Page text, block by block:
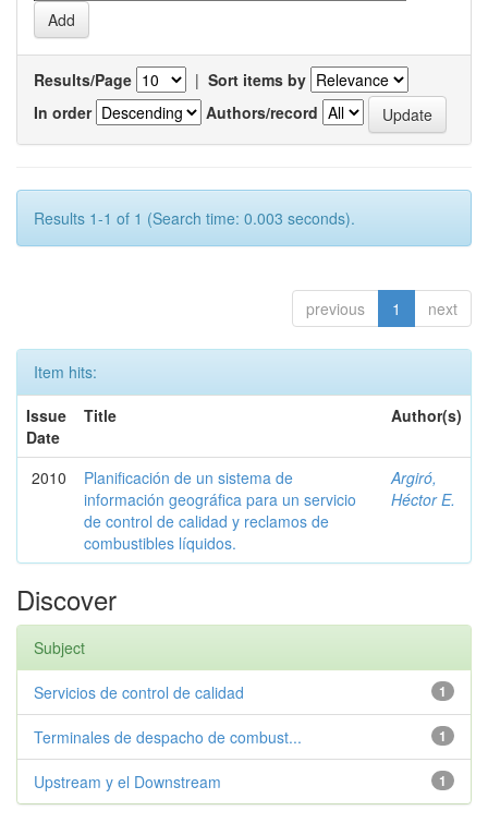
Results/Page | Sort items by
In order
Authors/record
Results 1-1 of 1 (Search time: 0.003 seconds).
previous 1 next
Item hits:
Issue
Date
Title Author(s)
2010
Planificación de un sistema de
información geográfica para un servicio
de control de calidad y reclamos de
combustibles líquidos.
Argiró,
Héctor E.
Discover
Subject
1
Servicios de control de calidad
1
Terminales de despacho de combust...
1
Upstream y el Downstream